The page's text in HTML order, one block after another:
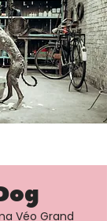
Véo Grand